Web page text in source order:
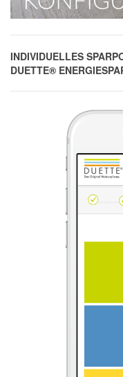
INDIVIDUELLES
DUETTE®